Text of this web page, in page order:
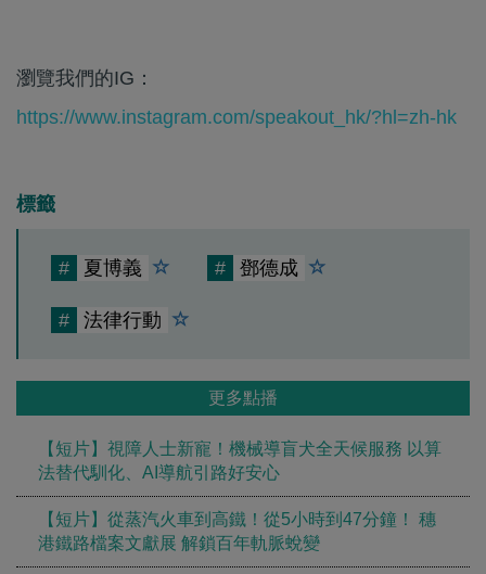
瀏覽我們的IG：
https://www.instagram.com/speakout_hk/?hl=zh-hk
標籤
# 夏博義 # 鄧德成
# 法律行動
更多點播
【短片】視障人士新寵！機械導盲犬全天候服務 以算
法替代馴化、AI導航引路好安心
【短片】從蒸汽火車到高鐵！從5小時到47分鐘！ 穗
港鐵路檔案文獻展 解鎖百年軌脈蛻變